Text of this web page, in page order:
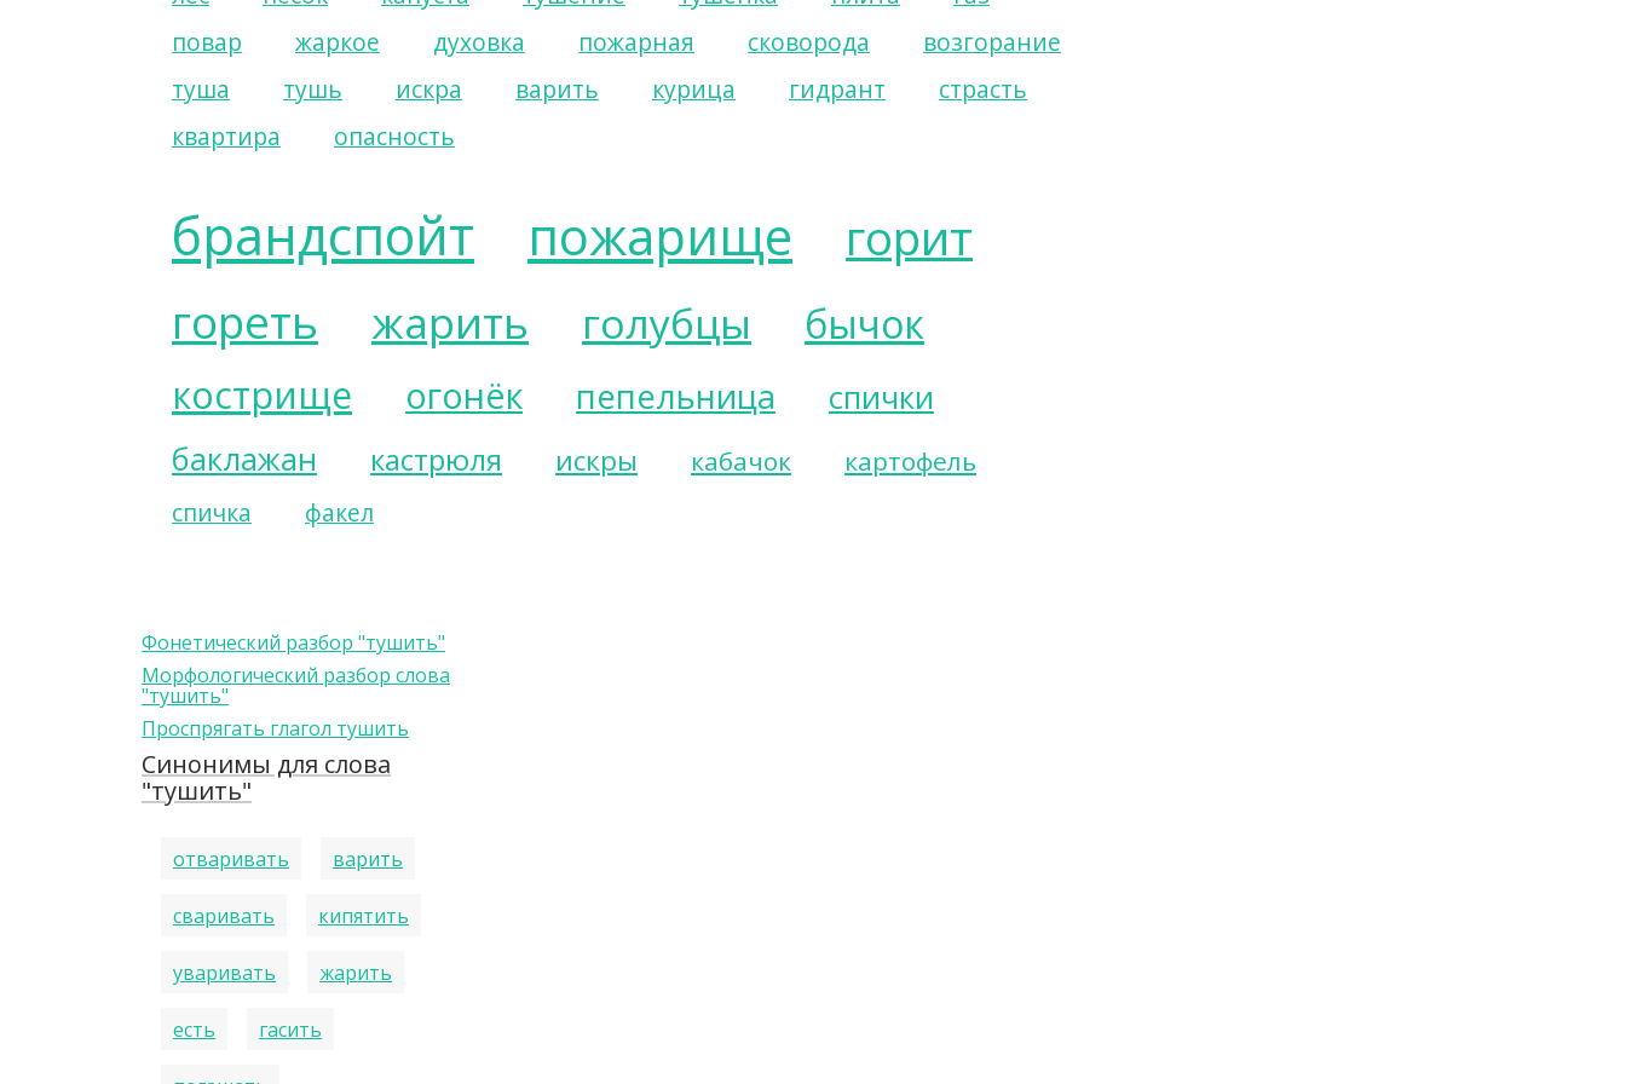
повар
жаркое духовка пожарная сковорода
возгорание
туша
тушь искра варить курица гидрант
страсть
квартира
опасность
брандспойт пожарище горит
гореть жарить голубцы бычок
кострище огонёк пепельница
спички
баклажан
кастрюля искры кабачок картофель
спичка факел
Фонетический разбор "тушить"
Морфологический разбор слова
"тушить"
Проспрягать глагол тушить
Синонимы для слова
"тушить"
отваривать варить
сваривать кипятить
уваривать жарить
есть гасить